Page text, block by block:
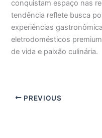
conquistam espaço nas
tendência reflete busca
experiências
eletrodomésticos
de vida e paixão culinária.
PREVIOUS